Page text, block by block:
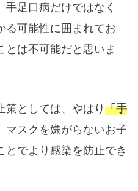
足口病だけではなく
る可能性に囲まれてお
とは不可能だと思いま
策としては、やはり「手
マスクを嫌がらないお子
とでより感染を防止でき